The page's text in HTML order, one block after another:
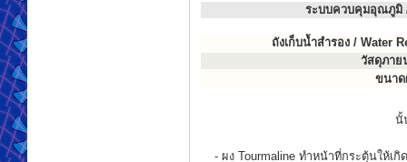
ระบบควบคุมอุณภูมิ
ถังเก็บน้ำสำรอง / Water
วัสดุภาย
ขนา
นั้
- ผง Tourmaline ทำหน้าที่กระตุ้นให้เ